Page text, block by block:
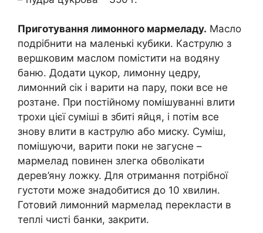
Приготування лимонного мармеладу. Масло
подрібнити на маленькі кубики. Каструлю з
вершковим маслом помістити на водяну
баню. Додати цукор, лимонну цедру,
лимонний сік і варити на пару, поки все не
розтане. При постійному помішуванні влити
трохи цієї суміші в збиті яйця, і потім все
знову влити в каструлю або миску. Суміш,
помішуючи, варити поки не загусне –
мармелад повинен злегка обволікати
дерев’яну ложку. Для отримання потрібної
густоти може знадобитися до 10 хвилин.
Готовий лимонний мармелад перекласти в
теплі чисті банки, закрити.